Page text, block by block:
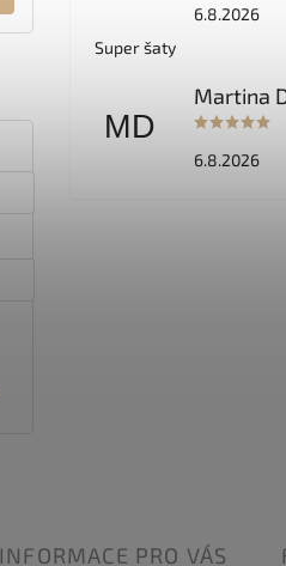
6.8.2026
Super šaty
MD
Martina
6.8.2026
INFORMACE PRO VÁS